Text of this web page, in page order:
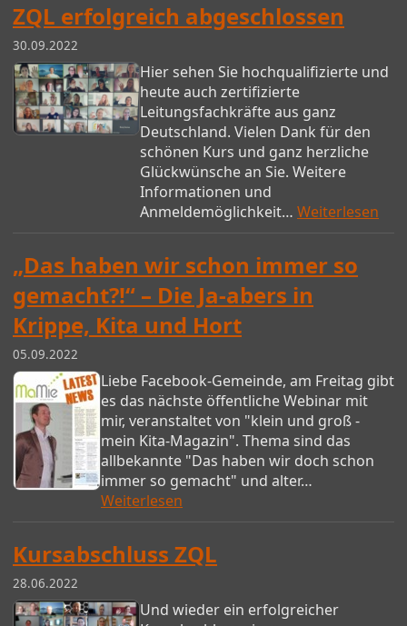
ZQL erfolgreich abgeschlossen
30.09.2022
Hier sehen Sie hochqualifizierte und
heute auch zertifizierte
Leitungsfachkräfte aus ganz
Deutschland. Vielen Dank für den
schönen Kurs und ganz herzliche
Glückwünsche an Sie. Weitere
Informationen und
Anmeldemöglichkeit… Weiterlesen
„Das haben wir schon immer so
gemacht?!“ – Die Ja-abers in
Krippe, Kita und Hort
05.09.2022
Liebe Facebook-Gemeinde, am Freitag gibt
es das nächste öffentliche Webinar mit
mir, veranstaltet von "klein und groß -
mein Kita-Magazin". Thema sind das
allbekannte "Das haben wir doch schon
immer so gemacht" und alter…
Weiterlesen
Kursabschluss ZQL
28.06.2022
Und wieder ein erfolgreicher